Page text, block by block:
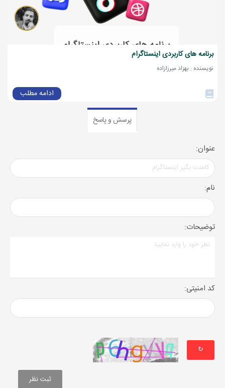
برنامه های کاربردی اینستاگرام
نویسنده : بهزاد میرزازاده
ادامه مطلب
پرسش و پاسخ
عنوان:
نام:
توضیحات:
کد امنیتی:
↻